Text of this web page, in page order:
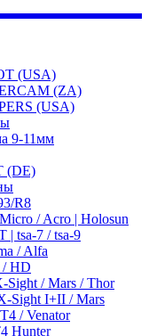
(USA)
(ZA)
(USA)
9-11мм
(DE)
R8
/ Acro | Holosun
| tsa-7 / tsa-9
/ Alfa
/ HD
Sight / Mars / Thor
Sight I+II / Mars
/ Venator
Hunter